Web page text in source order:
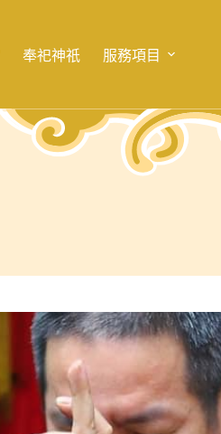
奉祀神祇 服務項目